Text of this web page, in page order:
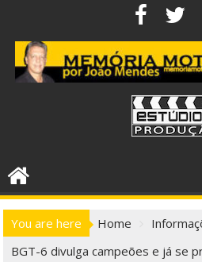
content
You are here Home
BGT-6 divulga campeões e já se